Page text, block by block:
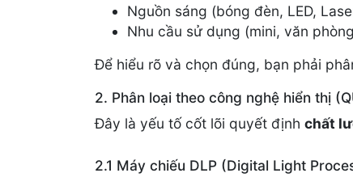
Nguồn sáng (bóng đèn, LED,
Nhu cầu sử dụng (mini, văn
Để hiểu rõ và chọn đúng, bạn phải
2. Phân loại theo công nghệ hiển thị
Đây là yếu tố cốt lõi quyết định chất
2.1 Máy chiếu DLP (Digital Light